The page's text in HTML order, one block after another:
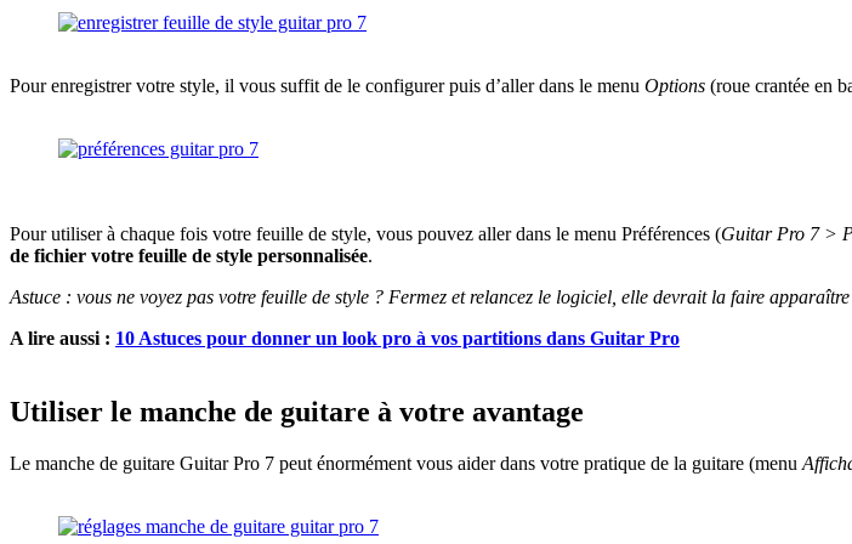
Pour enregistrer votre style, il vous suffit de le configurer puis d’aller dans le menu Options (roue crantée en
Pour utiliser à chaque fois votre feuille de style, vous pouvez aller dans le menu Préférences (Guitar Pro 7 >
de fichier votre feuille de style personnalisée.
Astuce : vous ne voyez pas votre feuille de style ? Fermez et relancez le logiciel, elle devrait la faire
A lire aussi : 10 Astuces pour donner un look pro à vos partitions dans Guitar Pro
Utiliser le manche de guitare à votre avantage
Le manche de guitare Guitar Pro 7 peut énormément vous aider dans votre pratique de la guitare (menu